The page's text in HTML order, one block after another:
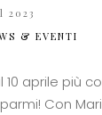
2023
& EVENTI
10 aprile più
Con